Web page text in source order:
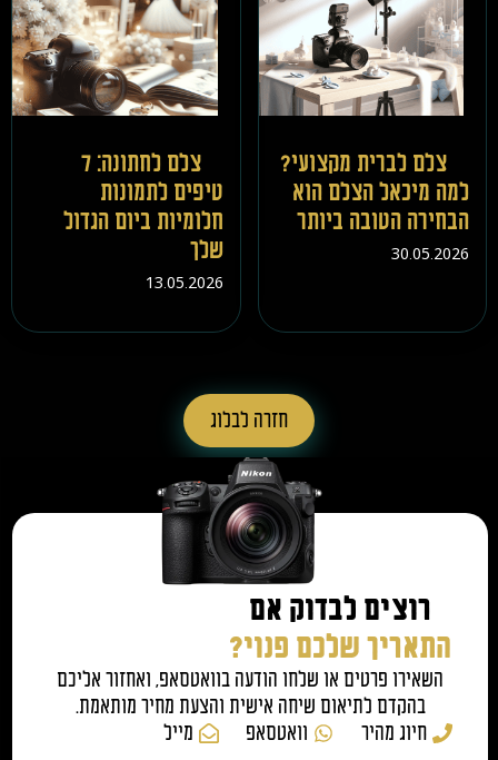
צלם לברית מקצועי?
למה מיכאל הצלם הוא
הבחירה הטובה ביותר
30.05.2026
צלם לחתונה: 7
טיפים לתמונות
חלומיות ביום הגדול
שלך
13.05.2026
חזרה לבלוג
רוצים לבדוק אם
התאריך שלכם פנוי?
השאירו פרטים או שלחו הודעה בוואטסאפ, ואחזור אליכם
בהקדם לתיאום שיחה אישית והצעת מחיר מותאמת.
חיוג מהיר
וואטסאפ מייל